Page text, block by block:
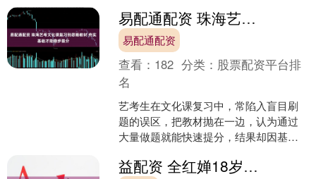
济宁人，退休前是位....
易配通配资 珠海艺考文化课复习别忽略教材 夯实基础才能稳步提分
易配通配资
查看： 182 分类： 股票配资平台排
名
艺考生在文化课复习中，常陷入盲目刷
题的误区，把教材抛在一边，认为通过
大量做题就能快速提分，结果却因基础
习的根基在于教材，核心考....
益配资 全红婵18岁就有了自己的雕像，太急了吧，赶紧拆除